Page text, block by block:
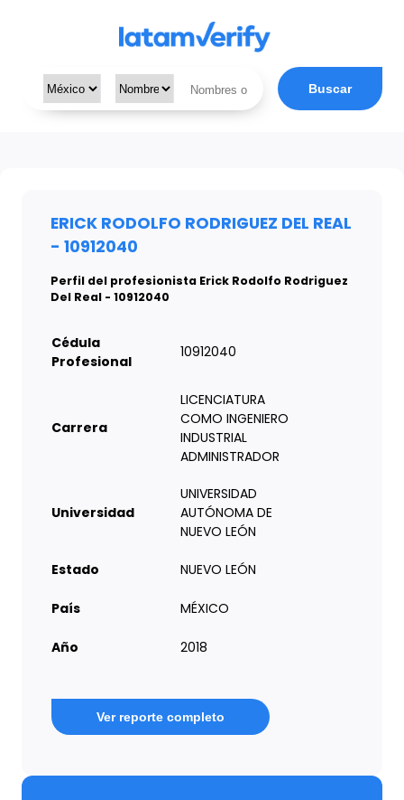
Buscar
ERICK RODOLFO RODRIGUEZ DEL REAL
- 10912040
Perfil del profesionista Erick Rodolfo Rodriguez
Del Real - 10912040
Cédula
Profesional
10912040
Carrera
LICENCIATURA
COMO INGENIERO
INDUSTRIAL
ADMINISTRADOR
Universidad
UNIVERSIDAD
AUTÓNOMA DE
NUEVO LEÓN
Estado NUEVO LEÓN
País MÉXICO
Año 2018
Ver reporte completo